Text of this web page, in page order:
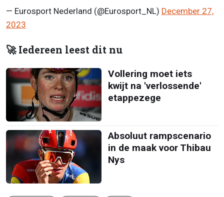
— Eurosport Nederland (@Eurosport_NL) December 27,
2023
🚀 Iedereen leest dit nu
Vollering moet iets
kwijt na 'verlossende'
etappezege
Absoluut rampscenario
in de maak voor Thibau
Nys